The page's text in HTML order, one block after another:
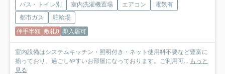
バス・トイレ別 室内洗濯機置場 エアコン
電気有
都市ガス
駐輪場
仲手半額 敷礼0 即入居可
室内設備はシステムキッチン・照明付き・ネット使用料不要など豊富に
揃っており、過ごしやすいお部屋になっております。ご利用可...
もっと
見る